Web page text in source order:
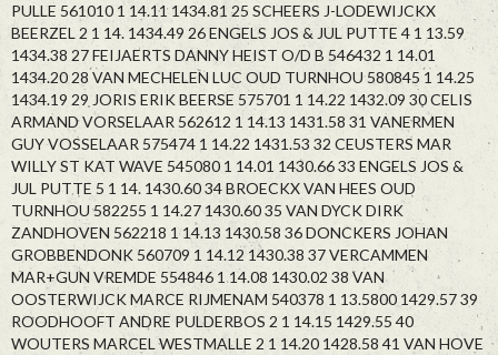
PULLE 561010 1 14.11 1434.81 25 SCHEERS J-LODEWIJCKX
BEERZEL 2 1 14. 1434.49 26 ENGELS JOS & JUL PUTTE 4 1 13.59
1434.38 27 FEIJAERTS DANNY HEIST O/D B 546432 1 14.01
1434.20 28 VAN MECHELEN LUC OUD TURNHOU 580845 1 14.25
1434.19 29 JORIS ERIK BEERSE 575701 1 14.22 1432.09 30 CELIS
ARMAND VORSELAAR 562612 1 14.13 1431.58 31 VANERMEN
GUY VOSSELAAR 575474 1 14.22 1431.53 32 CEUSTERS MAR
WILLY ST KAT WAVE 545080 1 14.01 1430.66 33 ENGELS JOS &
JUL PUTTE 5 1 14. 1430.60 34 BROECKX VAN HEES OUD
TURNHOU 582255 1 14.27 1430.60 35 VAN DYCK DIRK
ZANDHOVEN 562218 1 14.13 1430.58 36 DONCKERS JOHAN
GROBBENDONK 560709 1 14.12 1430.38 37 VERCAMMEN
MAR+GUN VREMDE 554846 1 14.08 1430.02 38 VAN
OOSTERWIJCK MARCE RIJMENAM 540378 1 13.5800 1429.57 39
ROODHOOFT ANDRE PULDERBOS 2 1 14.15 1429.55 40
WOUTERS MARCEL WESTMALLE 2 1 14.20 1428.58 41 VAN HOVE